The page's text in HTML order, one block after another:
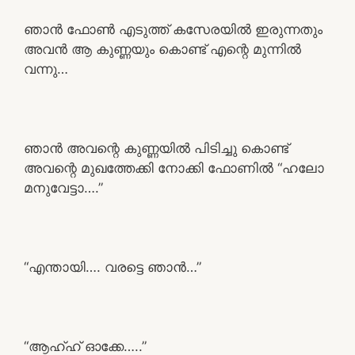
ഞാൻ ഫോൺ എടുത്ത് കസേരയിൽ ഇരുന്നതും
അവൻ ആ കുണ്ണയും കൊണ്ട് എന്റെ മുന്നിൽ
വന്നു…
ഞാൻ അവന്റെ കുണ്ണയിൽ പിടിച്ചു കൊണ്ട്
അവന്റെ മുഖത്തേക്കി നോക്കി ഫോണിൽ “ഹലോ
മനുവേട്ടാ….”
“എന്തായി…. വരട്ടെ ഞാൻ…”
“ആഹ്ഹ് ഓക്കേ…..”